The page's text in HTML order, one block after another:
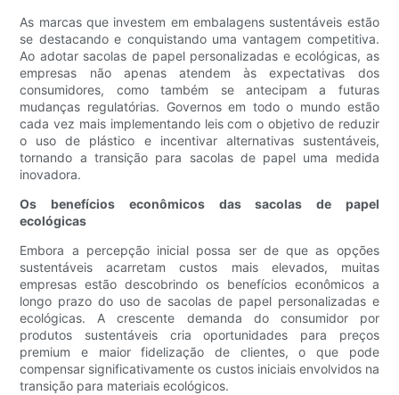
As marcas que investem em embalagens sustentáveis ​​estão
se destacando e conquistando uma vantagem competitiva.
Ao adotar sacolas de papel personalizadas e ecológicas, as
empresas não apenas atendem às expectativas dos
consumidores, como também se antecipam a futuras
mudanças regulatórias. Governos em todo o mundo estão
cada vez mais implementando leis com o objetivo de reduzir
o uso de plástico e incentivar alternativas sustentáveis,
tornando a transição para sacolas de papel uma medida
inovadora.
Os benefícios econômicos das sacolas de papel
ecológicas
Embora a percepção inicial possa ser de que as opções
sustentáveis ​​acarretam custos mais elevados, muitas
empresas estão descobrindo os benefícios econômicos a
longo prazo do uso de sacolas de papel personalizadas e
ecológicas. A crescente demanda do consumidor por
produtos sustentáveis ​​cria oportunidades para preços
premium e maior fidelização de clientes, o que pode
compensar significativamente os custos iniciais envolvidos na
transição para materiais ecológicos.